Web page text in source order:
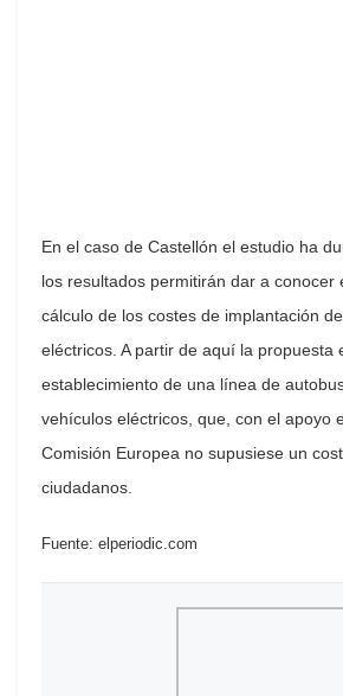
En el caso de Castellón el estudio ha
los resultados permitirán dar a conocer
cálculo de los costes de implantación
eléctricos. A partir de aquí la propuesta
establecimiento de una línea de
vehículos eléctricos, que, con el apoyo
Comisión Europea no supusiese un
ciudadanos.
Fuente: elperiodic.com